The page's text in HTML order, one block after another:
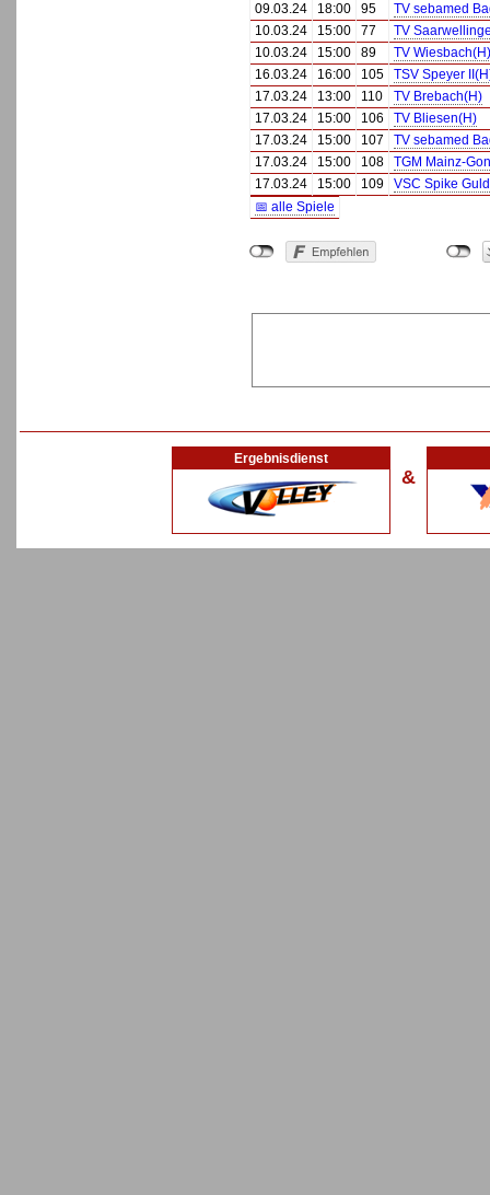
09.03.24
18:00 95
TV sebamed
10.03.24
15:00 77
TV
10.03.24
15:00 89
TV Wiesbach(H)
16.03.24
16:00 105
TSV Speyer
17.03.24
13:00 110
TV Brebach(H)
17.03.24
15:00 106
TV Bliesen(H)
17.03.24
15:00 107
TV sebamed
17.03.24
15:00 108
TGM Mainz-
17.03.24
15:00 109
VSC Spike
📅 alle Spiele
Ergebnisdienst
&